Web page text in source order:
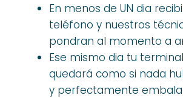
En menos de UN dia
teléfono y nuestros
pondran al momento a
Ese mismo dia tu
quedará como si nada
y perfectamente